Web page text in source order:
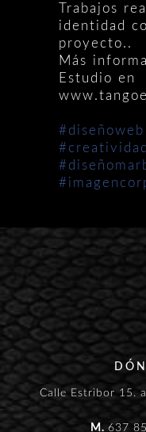
Trabajos
identidad
proyecto..
Más
Estudio en
#‎diseñoweb
Calle Estribor 15.
M. 637